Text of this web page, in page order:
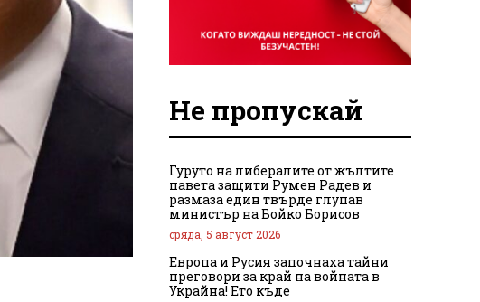
Не пропускай
Гуруто на либералите от жълтите
павета защити Румен Радев и
размаза един твърде глупав
министър на Бойко Борисов
сряда, 5 август 2026
Европа и Русия започнаха тайни
преговори за край на войната в
Украйна! Ето къде